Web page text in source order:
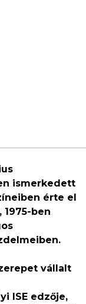
ismerkedett
érte el
ben
vállalt
ISE edzője,